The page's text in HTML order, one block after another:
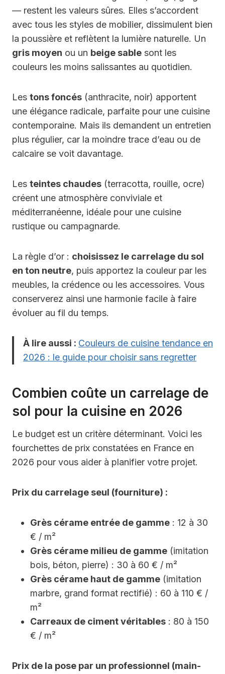
— restent les valeurs sûres. Elles s’accordent
avec tous les styles de mobilier, dissimulent bien
la poussière et reflètent la lumière naturelle. Un
gris moyen ou un beige sable sont les
couleurs les moins salissantes au quotidien.
Les tons foncés (anthracite, noir) apportent
une élégance radicale, parfaite pour une cuisine
contemporaine. Mais ils demandent un entretien
plus régulier, car la moindre trace d’eau ou de
calcaire se voit davantage.
Les teintes chaudes (terracotta, rouille, ocre)
créent une atmosphère conviviale et
méditerranéenne, idéale pour une cuisine
rustique ou campagnarde.
La règle d’or : choisissez le carrelage du sol
en ton neutre, puis apportez la couleur par les
meubles, la crédence ou les accessoires. Vous
conserverez ainsi une harmonie facile à faire
évoluer au fil du temps.
À lire aussi : Couleurs de cuisine tendance en
2026 : le guide pour choisir sans regretter
Combien coûte un carrelage de
sol pour la cuisine en 2026
Le budget est un critère déterminant. Voici les
fourchettes de prix constatées en France en
2026 pour vous aider à planifier votre projet.
Prix du carrelage seul (fourniture) :
Grès cérame entrée de gamme : 12 à 30
€ / m²
Grès cérame milieu de gamme (imitation
bois, béton, pierre) : 30 à 60 € / m²
Grès cérame haut de gamme (imitation
marbre, grand format rectifié) : 60 à 110 € /
m²
Carreaux de ciment véritables : 80 à 150
€ / m²
Prix de la pose par un professionnel (main-